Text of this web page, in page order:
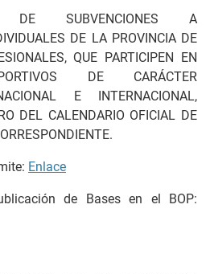
DE SUBVENCIONES A
DE LA PROVINCIA DE
QUE PARTICIPEN EN
DE CARÁCTER
E INTERNACIONAL,
DEL CALENDARIO OFICIAL DE
Enlace
de Bases en el BOP: